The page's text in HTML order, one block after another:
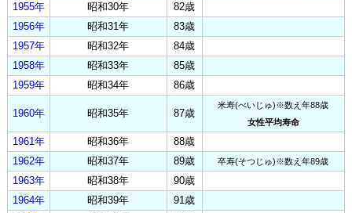
1955年 昭和30年
82歳
1956年
昭和31年
83歳
1957年
昭和32年
84歳
1958年
昭和33年
85歳
1959年
昭和34年 86歳
1960年 昭和35年 87歳
米寿(べいじゅ)※数え年88歳
女性平均寿命
1961年 昭和36年
88歳
1962年
昭和37年 89歳 卒寿(そつじゅ)※数え年89歳
1963年 昭和38年
90歳
1964年
昭和39年
91歳